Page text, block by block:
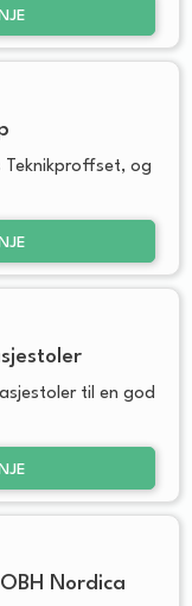
Teknikproffset, og
til en god
Nordica